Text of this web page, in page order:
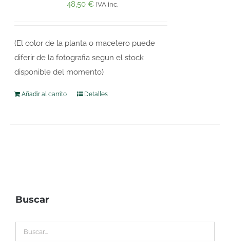
48,50€ IVA inc.
(El color de la planta o macetero puede
diferir de la fotografia segun el stock
disponible del momento)
Añadir al carrito Detalles
Buscar